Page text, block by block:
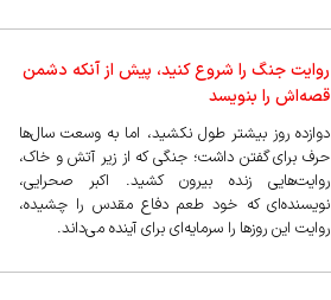
روایت جنگ را شروع کنید، پیش از آنکه دشمن
قصه‌اش را بنویسد
دوازده روز بیشتر طول نکشید، اما به وسعت سال‌ها
حرف برای گفتن داشت؛ جنگی که از زیر آتش و خاک،
روایت‌هایی زنده بیرون کشید. اکبر صحرایی،
نویسنده‌ای که خود طعم دفاع مقدس را چشیده،
روایت این روزها را سرمایه‌ای برای آینده می‌داند.